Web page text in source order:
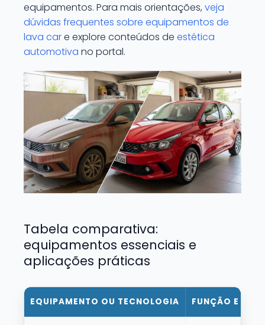
equipamentos. Para mais orientações, veja
dúvidas frequentes sobre equipamentos de
lava care explore conteúdos de estética
automotiva no portal.
Tabela comparativa:
equipamentos essenciais e
aplicações práticas
EQUIPAMENTO OU TECNOLOGIA FUNÇÃO E